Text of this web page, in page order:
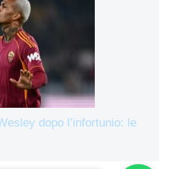
dopo l’infortunio: le